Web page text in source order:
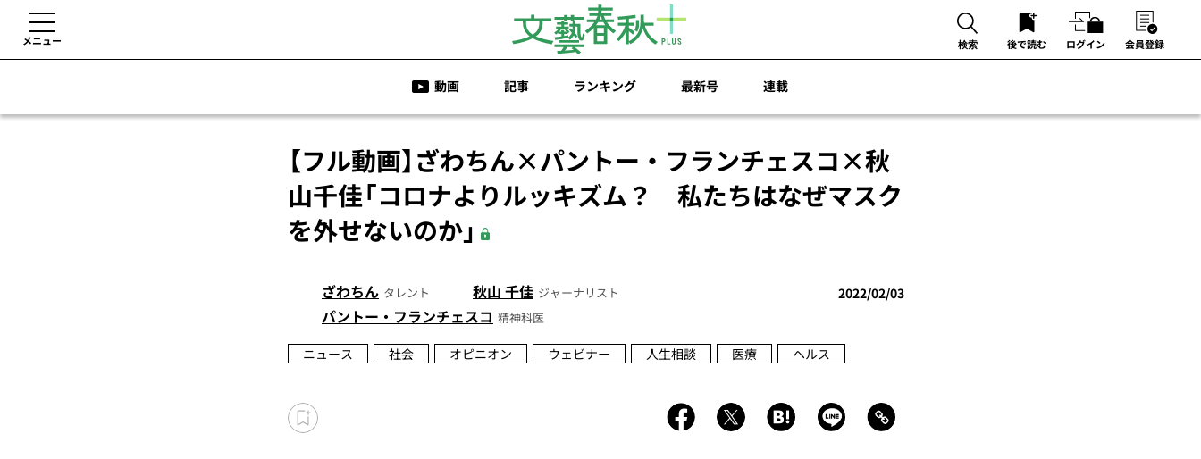
メニュー 検索 後で読む ログイン 会員登録
動画 記事 ランキング 最新号 連載
【フル動画】ざわちん×パントー・フランチェスコ×秋
山千佳「コロナよりルッキズム？ 私たちはなぜマスク
を外せないのか」
ざわちん タレント 秋山 千佳 ジャーナリスト
パントー・フランチェスコ 精神科医
2022/02/03
ニュース 社会 オピニオン ウェビナー 人生相談 医療 ヘルス